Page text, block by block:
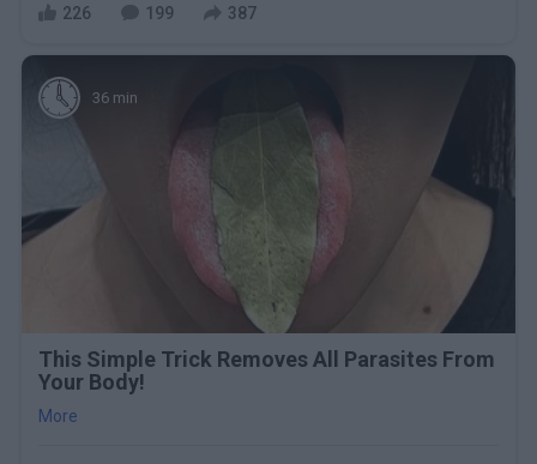
226 199 387
36 min
This Simple Trick Removes All Parasites From
Your Body!
More